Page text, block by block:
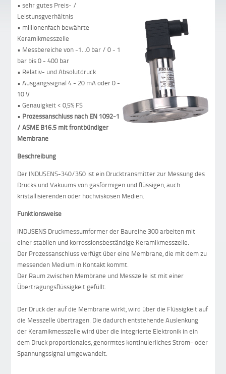
• sehr gutes Preis- /
Leistunsgverhältnis
• millionenfach bewährte
Keramikmesszelle
• Messbereiche von -1...0 bar / 0 - 1
bar bis 0 - 400 bar
• Relativ- und Absolutdruck
• Ausgangssignal 4 - 20 mA oder 0 -
10 V
• Genauigkeit < 0,5% FS
• Prozessanschluss nach EN 1092-1
/ ASME B16.5 mit frontbündiger
Membrane
Beschreibung
Der INDUSENS-340/350 ist ein Drucktransmitter zur Messung des
Drucks und Vakuums von gasförmigen und flüssigen, auch
kristallisierenden oder hochviskosen Medien.
Funktionsweise
INDUSENS Druckmessumformer der Baureihe 300 arbeiten mit
einer stabilen und korrossionsbeständige Keramikmesszelle.
Der Prozessanschluss verfügt über eine Membrane, die mit dem zu
messenden Medium in Kontakt kommt.
Der Raum zwischen Membrane und Messzelle ist mit einer
Übertragungsflüssigkeit gefüllt.
Der Druck der auf die Membrane wirkt, wird über die Flüssigkeit auf
die Messzelle übertragen. Die dadurch entstehende Auslenkung
der Keramikmesszelle wird über die integrierte Elektronik in ein
dem Druck proportionales, genormtes kontinuierliches Strom- oder
Spannungssignal umgewandelt.